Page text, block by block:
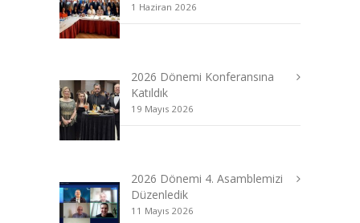
1 Haziran 2026
2026 Dönemi Konferansına
Katıldık
19 Mayıs 2026
2026 Dönemi 4. Asamblemizi
Düzenledik
11 Mayıs 2026